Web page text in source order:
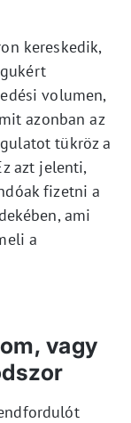
kereskedik,
volumen,
azonban az
tükröz a
azt jelenti,
fizetni a
ami
a
vagy